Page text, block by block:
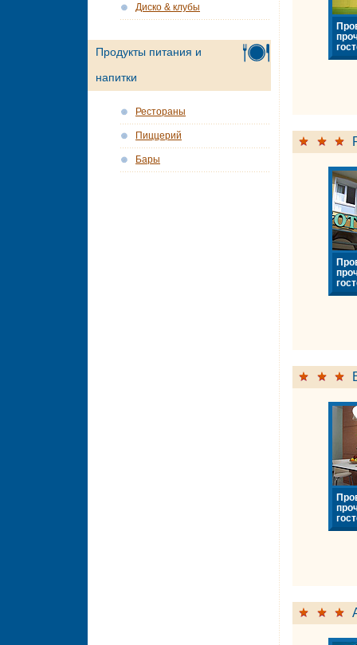
Диско & клубы
Продукты питания и
напитки
Рестораны
Пиццерий
Бары